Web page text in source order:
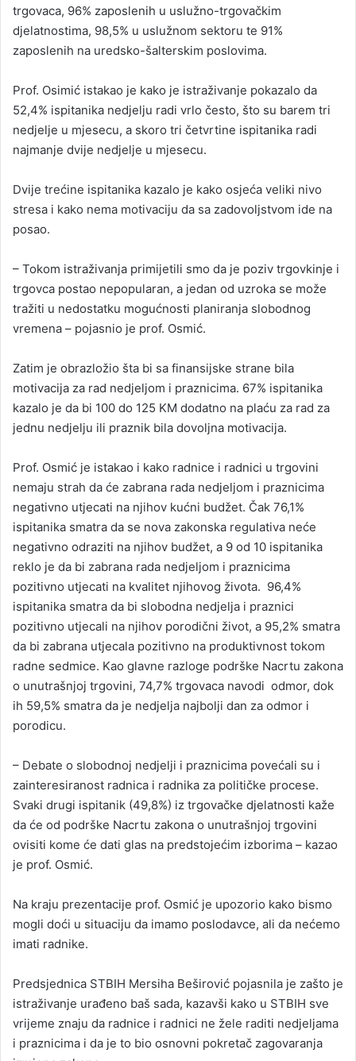
trgovaca, 96% zaposlenih u uslužno-trgovačkim
djelatnostima, 98,5% u uslužnom sektoru te 91%
zaposlenih na uredsko-šalterskim poslovima.
Prof. Osimić istakao je kako je istraživanje pokazalo da
52,4% ispitanika nedjelju radi vrlo često, što su barem tri
nedjelje u mjesecu, a skoro tri četvrtine ispitanika radi
najmanje dvije nedjelje u mjesecu.
Dvije trećine ispitanika kazalo je kako osjeća veliki nivo
stresa i kako nema motivaciju da sa zadovoljstvom ide na
posao.
– Tokom istraživanja primijetili smo da je poziv trgovkinje i
trgovca postao nepopularan, a jedan od uzroka se može
tražiti u nedostatku mogućnosti planiranja slobodnog
vremena – pojasnio je prof. Osmić.
Zatim je obrazložio šta bi sa finansijske strane bila
motivacija za rad nedjeljom i praznicima. 67% ispitanika
kazalo je da bi 100 do 125 KM dodatno na plaću za rad za
jednu nedjelju ili praznik bila dovoljna motivacija.
Prof. Osmić je istakao i kako radnice i radnici u trgovini
nemaju strah da će zabrana rada nedjeljom i praznicima
negativno utjecati na njihov kućni budžet. Čak 76,1%
ispitanika smatra da se nova zakonska regulativa neće
negativno odraziti na njihov budžet, a 9 od 10 ispitanika
reklo je da bi zabrana rada nedjeljom i praznicima
pozitivno utjecati na kvalitet njihovog života. 96,4%
ispitanika smatra da bi slobodna nedjelja i praznici
pozitivno utjecali na njihov porodični život, a 95,2% smatra
da bi zabrana utjecala pozitivno na produktivnost tokom
radne sedmice. Kao glavne razloge podrške Nacrtu zakona
o unutrašnjoj trgovini, 74,7% trgovaca navodi odmor, dok
ih 59,5% smatra da je nedjelja najbolji dan za odmor i
porodicu.
– Debate o slobodnoj nedjelji i praznicima povećali su i
zainteresiranost radnica i radnika za političke procese.
Svaki drugi ispitanik (49,8%) iz trgovačke djelatnosti kaže
da će od podrške Nacrtu zakona o unutrašnjoj trgovini
ovisiti kome će dati glas na predstojećim izborima – kazao
je prof. Osmić.
Na kraju prezentacije prof. Osmić je upozorio kako bismo
mogli doći u situaciju da imamo poslodavce, ali da nećemo
imati radnike.
Predsjednica STBIH Mersiha Beširović pojasnila je zašto je
istraživanje urađeno baš sada, kazavši kako u STBIH sve
vrijeme znaju da radnice i radnici ne žele raditi nedjeljama
i praznicima i da je to bio osnovni pokretač zagovaranja